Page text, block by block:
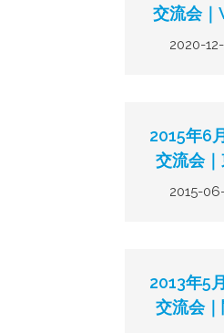
交流会｜
2020-
2015年6
交流会
2015-
2013年5
交流会